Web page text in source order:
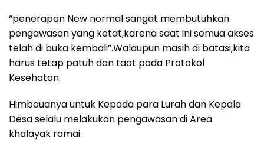
“penerapan New normal sangat membutuhkan
pengawasan yang ketat,karena saat ini semua akses
telah di buka kembali”.Walaupun masih di batasi,kita
harus tetap patuh dan taat pada Protokol
Kesehatan.
Himbauanya untuk Kepada para Lurah dan Kepala
Desa selalu melakukan pengawasan di Area
khalayak ramai.